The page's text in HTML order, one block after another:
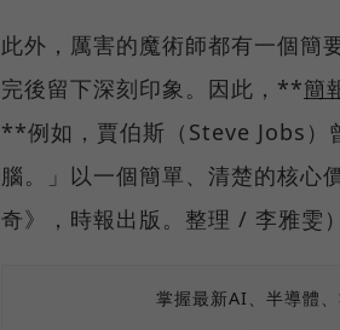
此外，厲害的魔術師都有一個簡
完後留下深刻印象。因此，**簡
**例如，賈伯斯（Steve Jobs）
腦。」以一個簡單、清楚的核心
奇》，時報出版。整理 / 李雅雯
掌握最新AI、半導體